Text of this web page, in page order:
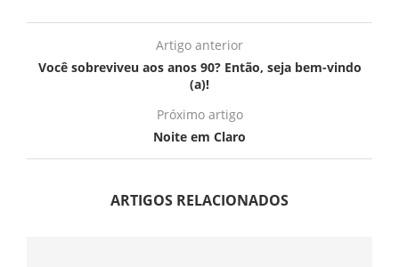
Artigo anterior
Você sobreviveu aos anos 90? Então, seja bem-vindo
(a)!
Próximo artigo
Noite em Claro
ARTIGOS RELACIONADOS